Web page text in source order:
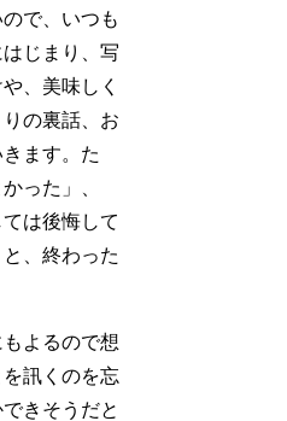
で、いつも
じまり、写
、美味しく
の裏話、お
ます。た
った」、
は後悔して
、終わった
よるので想
訊くのを忘
きそうだと